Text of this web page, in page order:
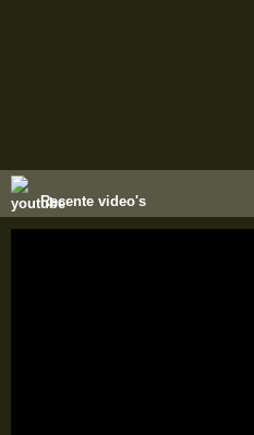
Recente video's